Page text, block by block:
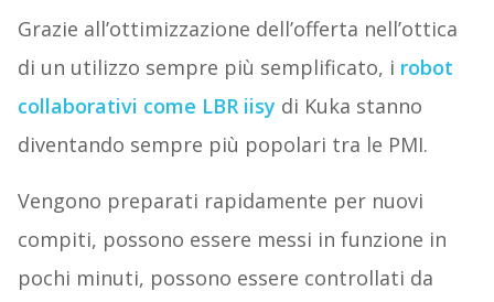
Grazie all’ottimizzazione dell’offerta nell’ottica
di un utilizzo sempre più semplificato, i robot
collaborativi come LBR iisy di Kuka stanno
diventando sempre più popolari tra le PMI.
Vengono preparati rapidamente per nuovi
compiti, possono essere messi in funzione in
pochi minuti, possono essere controllati da